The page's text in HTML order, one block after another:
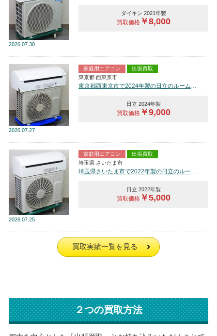
2026 07.30
ダイキン 2021年製
買取価格￥8,000
2026 07.27
家庭用エアコン
出張買取
東京都 西東京市
日立 2024年製
買取価格￥9,000
2026 07.25
家庭用エアコン
出張買取
埼玉県 さいたま市
埼玉県さいたま市で2022年製の日立のルームエアコン【中古品】を買取しました。
日立 2022年製
買取価格￥5,000
買取実績一覧を見る
２つの買取方法